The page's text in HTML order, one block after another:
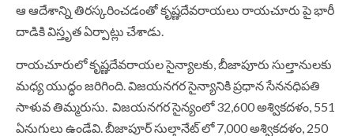
ఆ ఆదేశాన్ని తిరస్కరించడంతో కృష్ణదేవరాయలు రాయచూరు పై భారీ
దాడికి విస్తృత ఏర్పాట్లు చేశాడు.
రాయచూరులో కృష్ణదేవరాయల సైన్యాలకు, బీజాపూరు సుల్తానులకు
మధ్య యుద్ధం జరిగింది. విజయనగర సైన్యానికి ప్రధాన సేననధిపతి
సాళువ తిమ్మరుసు. విజయనగర సైన్యంలో 32,600 అశ్వికదళం, 551
ఏనుగులు ఉండేవి. బీజాపూర్ సుల్తానేట్ లో 7,000 అశ్వికదళం, 250